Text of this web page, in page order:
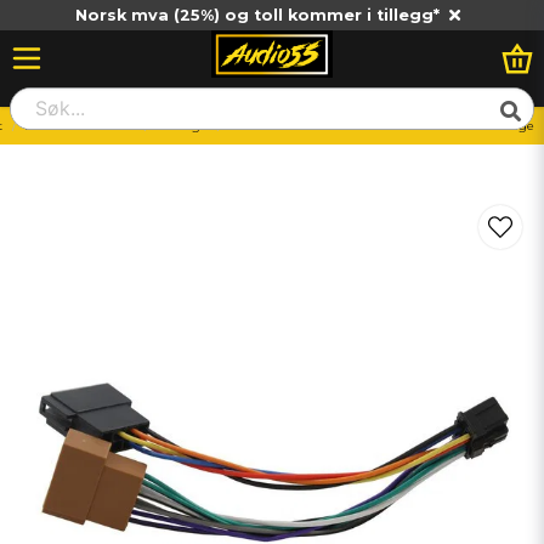
Norsk mva (25%) og toll kommer i tillegg*
BIlstereo-Tillbehör Kablage 4Connect 4-ISOPION16P2010 Pioneer ISO-Kablage